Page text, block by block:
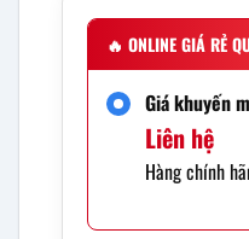
🔥 ONLINE GIÁ RẺ
Giá khuyến
Liên hệ
Hàng chính